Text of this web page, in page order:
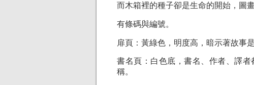
而木箱裡的種子卻是生命的開始，圖
有條碼與編號。
扉頁：黃綠色，明度高，暗示著故事
書名頁：白色底，書名、作者、譯
稱。